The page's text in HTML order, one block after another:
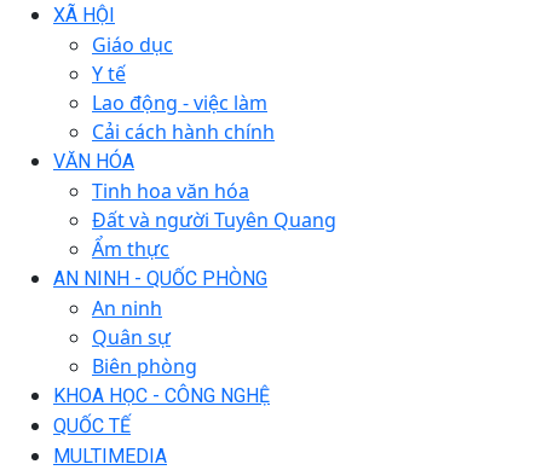
XÃ HỘI
Giáo dục
Y tế
Lao động - việc làm
Cải cách hành chính
VĂN HÓA
Tinh hoa văn hóa
Đất và người Tuyên Quang
Ẩm thực
AN NINH - QUỐC PHÒNG
An ninh
Quân sự
Biên phòng
KHOA HỌC - CÔNG NGHỆ
QUỐC TẾ
MULTIMEDIA